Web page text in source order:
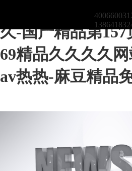
在线-爽妇综合网-
久-国产精品第
69精品久久久久
av热热-麻豆精品